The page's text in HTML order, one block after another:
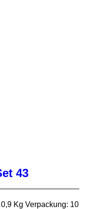
43
Kg Verpackung: 10